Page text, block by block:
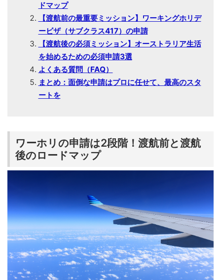
ドマップ
【渡航前の最重要ミッション】ワーキングホリデ
ービザ（サブクラス417）の申請
【渡航後の必須ミッション】オーストラリア生活
を始めるための必須申請3選
よくある質問（FAQ）
まとめ：面倒な申請はプロに任せて、最高のスタ
ートを
ワーホリの申請は2段階！渡航前と渡航
後のロードマップ